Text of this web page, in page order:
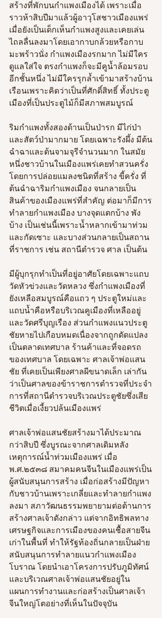
สร้างที่พักบนกำแพงเมืองได้ เพราะเมื่อ
ราวห้าสิบปีมาแล้วผู้อาวุโสชาวเมืองแพร่
เมื่อยังเป็นเด็กเห็นกำแพงสูงและเคยเล่น
ไถลลื่นลงมาโดยเอากาบกล้วยหรือกาบ
มะพร้าวนั่ง กำแพงเมืองรกมาก ไม่มีใคร
ดูแลใส่ใจ ตรงกำแพงก็จะมีคูน้ำล้อมรอบ
อีกชั้นหนึ่ง ไม่มีใครรุกล้ำเข้ามาสร้างบ้าน
เรือนเพราะคิดว่าเป็นที่ศักดิ์สิทธิ์ ทั้งประตู
เมืองที่เป็นประตูไม้ก็มีสภาพสมบูรณ์
ริมกำแพงทั้งสองด้านเป็นป่ารก มีไก่ป่า
และสัตว์ป่ามากมาย โดยเฉพาะรังผึ้ง มีต้น
ฉำฉาและต้นจามจุรีจำนวนมาก ในสมัย
หนึ่งชาวบ้านในเมืองแพร่เคยทำสวนครั่ง
โดยการปล่อยแมลงชนิดที่สร้าง ขี้ครั่ง ที่
ต้นฉำฉาริมกำแพงเมือง จนกลายเป็น
สินค้าของเมืองแพร่ที่สำคัญ ต่อมาก็มีการ
ทำลายกำแพงเมือง บางจุดแตกบ้าง พัง
บ้าง เป็นเช่นนี้เพราะน้ำหลากเข้ามาท่วม
และกัดเซาะ และบางส่วนกลายเป็นสถาน
ที่ราชการ เช่น สถานีตำรวจ ศาล เป็นต้น
มีผู้บุกรุกทำเป็นที่อยู่อาศัยโดยเฉพาะแถบ
วัดหัวข่วงและวัดหลวง ซึ่งกำแพงเมืองที่
ยังเหลือสมบูรณ์คือแถว ๆ ประตูใหม่และ
แถบน้ำคือหรือบริเวณคูเมืองที่เหลืออยู่
และวัดศรีบุญเรือง ส่วนกำแพงแนวประตู
ชัยหายไปเกือบหมดเนื่องจากถูกดัดแปลง
เป็นตลาดเทศบาล ร้านค้าและที่จอดรถ
ของเทศบาล โดยเฉพาะ ศาลเจ้าพ่อแสน
ชัย ที่เคยเป็นเพียงศาลผีขนาดเล็ก เล่ากัน
ว่าเป็นศาลของข้าราชการตำรวจที่ประจำ
การที่สถานีตำรวจบริเวณประตูชัยซึ่งเสีย
ชีวิตเมื่อเงี้ยวปล้นเมืองแพร่
ศาลเจ้าพ่อแสนชัยสร้างมาได้ประมาณ
กว่าสิบปี ซึ่งบูรณะจากศาลเดิมหลัง
เหตุการณ์น้ำท่วมเมืองแพร่ เมื่อ
พ.ศ.๒๕๓๘ สมาคมคนจีนในเมืองแพร่เป็น
ผู้สนับสนุนการสร้าง เมื่อก่อสร้างมีปัญหา
กับชาวบ้านเพราะเกลี่ยและทำลายกำแพง
ลงมา สภาวัฒนธรรมพยายามต่อต้านการ
สร้างศาลเจ้าดังกล่าว แต่จากอิทธิพลทาง
เศรษฐกิจและการเมืองของคนเชื้อสายจีน
เก่าในพื้นที่ ทำให้รัฐท้องถิ่นกลายเป็นฝ่าย
สนับสนุนการทำลายแนวกำแพงเมือง
โบราณ โดยนำเอาโครงการปรับภูมิทัศน์
และบริเวณศาลเจ้าพ่อแสนชัยอยู่ใน
แผนการทำงานและก่อสร้างเป็นศาลเจ้า
จีนใหญ่โตอย่างที่เห็นในปัจจุบัน